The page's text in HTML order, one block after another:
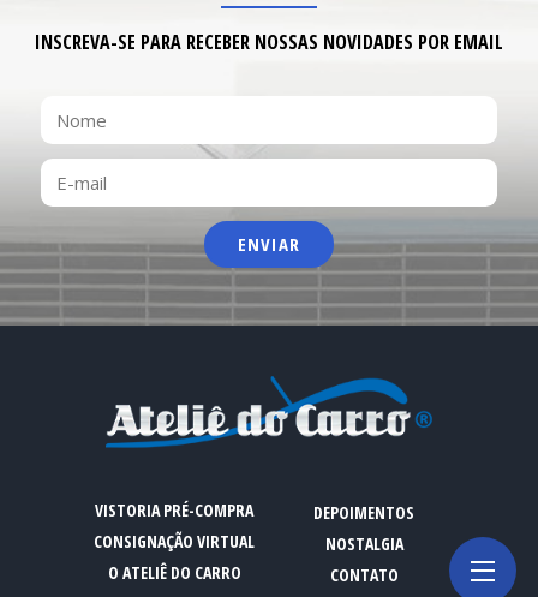
INSCREVA-SE PARA RECEBER NOSSAS NOVIDADES POR EMAIL
NOME
E-
MAIL
VISTORIA PRÉ-COMPRA
CONSIGNAÇÃO VIRTUAL
O ATELIÊ DO CARRO
DEPOIMENTOS
NOSTALGIA
CONTATO